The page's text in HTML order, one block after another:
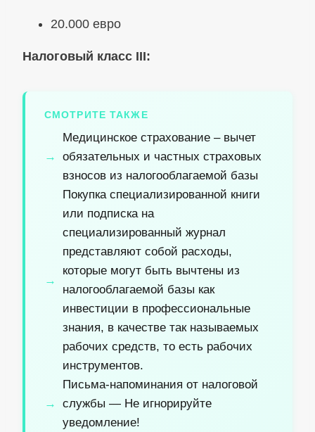
20.000 евро
Налоговый класс III:
СМОТРИТЕ ТАКЖЕ
Медицинское страхование – вычет
обязательных и частных страховых
взносов из налогооблагаемой базы
Покупка специализированной книги
или подписка на
специализированный журнал
представляют собой расходы,
которые могут быть вычтены из
налогооблагаемой базы как
инвестиции в профессиональные
знания, в качестве так называемых
рабочих средств, то есть рабочих
инструментов.
Письма-напоминания от налоговой
службы — Не игнорируйте
уведомление!